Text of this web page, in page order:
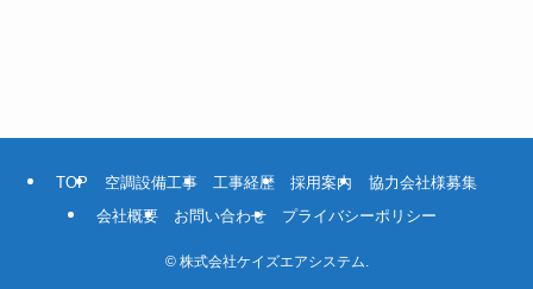
TOP 空調設備工事 工事経歴 採用案内
協力会社様募集
会社概要
お問い合わせ プライバシーポリシー
©株式会社ケイズエアシステム.